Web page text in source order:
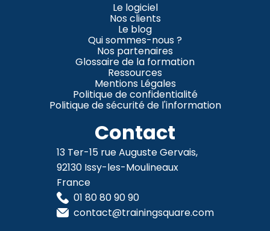
Le logiciel
Nos clients
Le blog
Qui sommes-nous ?
Nos partenaires
Glossaire de la formation
Ressources
Mentions Légales
Politique de confidentialité
Politique de sécurité de l'information
Contact
13 Ter-15 rue Auguste Gervais,
92130 Issy-les-Moulineaux
France
01 80 80 90 90
contact@trainingsquare.com